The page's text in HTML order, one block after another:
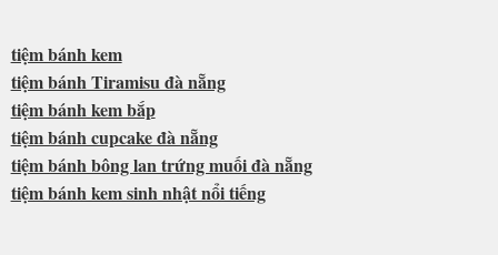
tiệm bánh kem
tiệm bánh Tiramisu đà nẵng
tiệm bánh kem bắp
tiệm bánh cupcake đà nẵng
tiệm bánh bông lan trứng muối đà nẵng
tiệm bánh kem sinh nhật nổi tiếng